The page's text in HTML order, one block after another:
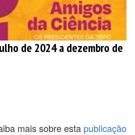
de 2024 a dezembro de
mais sobre esta publicação